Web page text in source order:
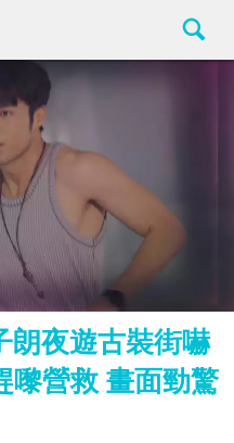
朗夜遊古裝街嚇
嚟營救 畫面勁驚